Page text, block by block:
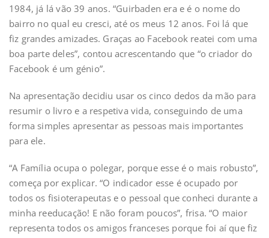
1984, já lá vão 39 anos. “Guirbaden era e é o nome do
bairro no qual eu cresci, até os meus 12 anos. Foi lá que
fiz grandes amizades. Graças ao Facebook reatei com uma
boa parte deles”, contou acrescentando que “o criador do
Facebook é um génio”.
Na apresentação decidiu usar os cinco dedos da mão para
resumir o livro e a respetiva vida, conseguindo de uma
forma simples apresentar as pessoas mais importantes
para ele.
“A Família ocupa o polegar, porque esse é o mais robusto”,
começa por explicar. “O indicador esse é ocupado por
todos os fisioterapeutas e o pessoal que conheci durante a
minha reeducação! E não foram poucos”, frisa. “O maior
representa todos os amigos franceses porque foi aí que fiz